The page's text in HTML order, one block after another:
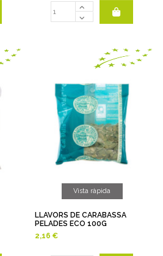
Vista ràpida
LLAVORS DE CARABASSA
PELADES ECO 100G
2,16 €